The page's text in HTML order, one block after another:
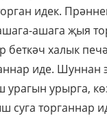
идек.
ашага җыя
халык
иде. Шуннан
урырга,
суга торганнар